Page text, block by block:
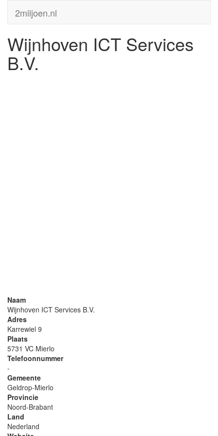
2miljoen.nl
Wijnhoven ICT Services
B.V.
Naam
Wijnhoven ICT Services B.V.
Adres
Karrewiel 9
Plaats
5731 VC Mierlo
Telefoonnummer
-
Gemeente
Geldrop-Mierlo
Provincie
Noord-Brabant
Land
Nederland